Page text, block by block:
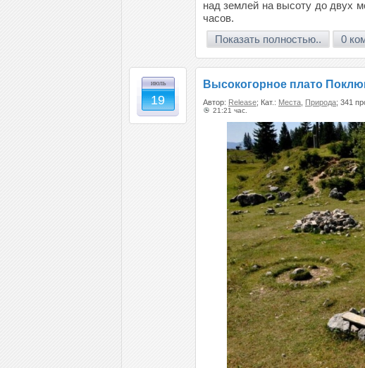
над землей на высоту до двух
часов.
Показать полностью..
0
июль
19
Высокогорное плато
Автор: Release; Кат.: Места Природа; 341
21:21 час.